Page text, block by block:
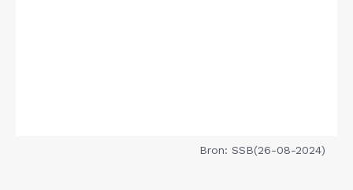
Bron: SSB(26-08-2024)